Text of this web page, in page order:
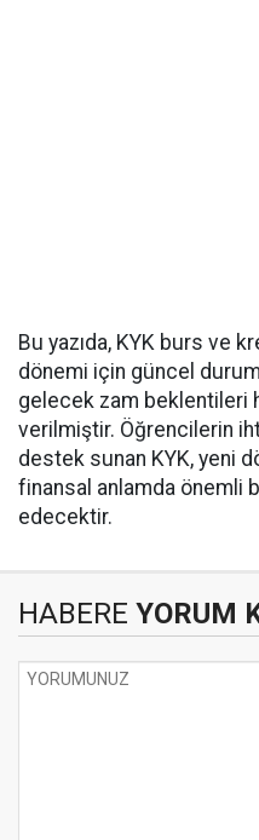
Bu yazıda, KYK burs ve
dönemi için güncel
gelecek zam beklentileri
verilmiştir. Öğrencilerin
destek sunan KYK, yeni
finansal anlamda önemli
edecektir.
HABERE YORUM